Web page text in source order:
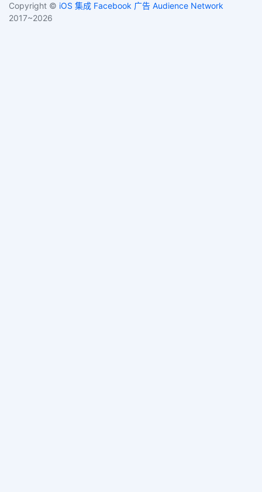
Copyright © iOS 集成 Facebook 广告 Audience Network
2017~2026